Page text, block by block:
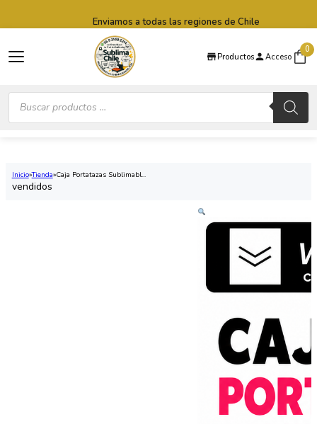
Productos Acceso
0
Búsqueda
productos
Enviamos a todas las regiones de Chile
Inicio Tienda Caja Portatazas Sublimabl...
vendidos